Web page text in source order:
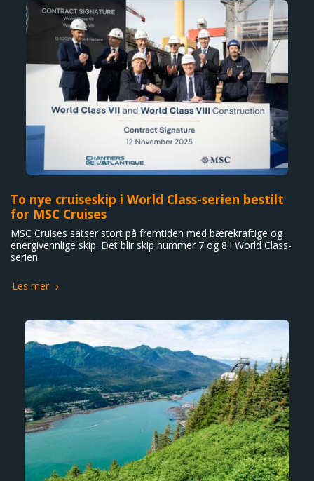
To nye cruiseskip i World Class-serien bestilt
for MSC Cruises
MSC Cruises satser stort på fremtiden med bærekraftige og
energivennlige skip. Det blir skip nummer 7 og 8 i World Class-
serien.
Les mer